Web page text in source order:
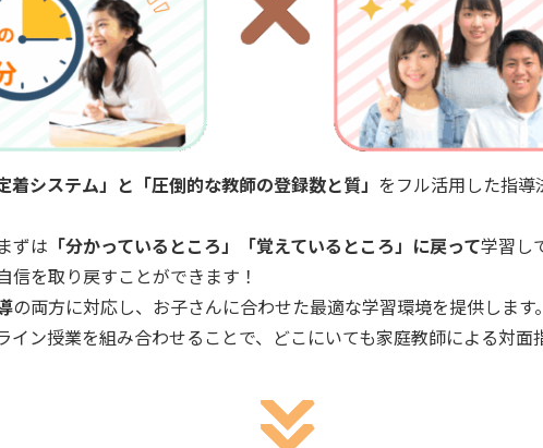
着システム」と「圧倒的な教師の登録数と質」 をフル活用した指導
ずは 「分かっているところ」「覚えているところ」に戻って学習し
を取り戻すことができます！
の両方に対応し、お子さんに合わせた最適な学習環境を提供します。
イン授業を組み合わせることで、どこにいても家庭教師による対